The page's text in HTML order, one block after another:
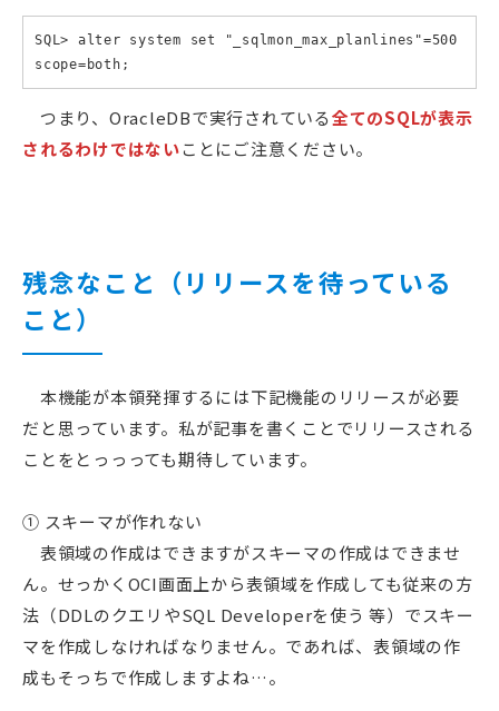
SQL> alter system set "_sqlmon_max_planlines"=500
scope=both;
つまり、OracleDBで実行されている全てのSQLが表示
されるわけではないことにご注意ください。
残念なこと（リリースを待っている
こと）
本機能が本領発揮するには下記機能のリリースが必要
だと思っています。私が記事を書くことでリリースされる
ことをとっっっても期待しています。
① スキーマが作れない
表領域の作成はできますがスキーマの作成はできませ
ん。せっかくOCI画面上から表領域を作成しても従来の方
法（DDLのクエリやSQL Developerを使う 等）でスキー
マを作成しなければなりません。であれば、表領域の作
成もそっちで作成しますよね…。